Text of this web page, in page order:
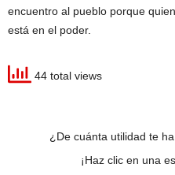
encuentro al pueblo porque
está en el poder.
44 total views
¿De cuánta utilidad te
¡Haz clic en una